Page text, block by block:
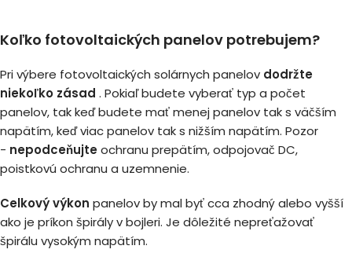
Koľko fotovoltaických panelov potrebujem?
Pri výbere fotovoltaických solárnych panelov dodržte
niekoľko zásad . Pokiaľ budete vyberať typ a počet
panelov, tak keď budete mať menej panelov tak s väčším
napätím, keď viac panelov tak s nižším napätím. Pozor
- nepodceňujteochranu prepätím, odpojovač DC,
poistkovú ochranu a uzemnenie.
Celkový výkon panelov by mal byť cca zhodný alebo vyšší
ako je príkon špirály v bojleri. Je dôležité nepreťažovať
špirálu vysokým napätím.